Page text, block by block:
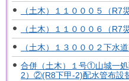
（土木）１１０００５（R7
（土木）１１０００６（R7
（土木）１３０００２下水
合併（土木）１号①山城一
2）②(R8下甲-2)配水管布設